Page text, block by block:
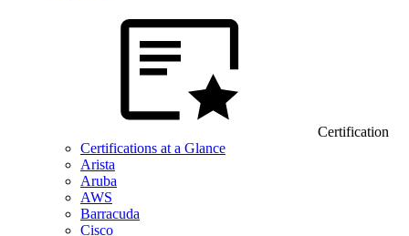
Certification
Certifications at a Glance
Arista
Aruba
AWS
Barracuda
Cisco